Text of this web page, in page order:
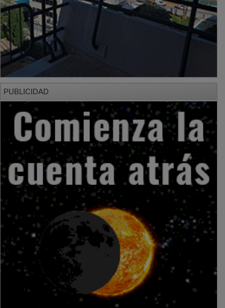
PUBLICIDAD